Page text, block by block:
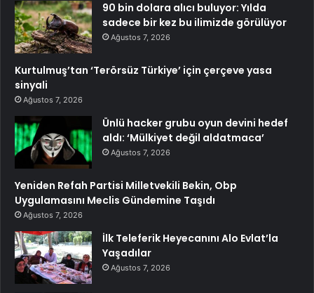
90 bin dolara alıcı buluyor: Yılda
sadece bir kez bu ilimizde görülüyor
Ağustos 7, 2026
Kurtulmuş’tan ‘Terörsüz Türkiye’ için çerçeve yasa
sinyali
Ağustos 7, 2026
Ünlü hacker grubu oyun devini hedef
aldı: ‘Mülkiyet değil aldatmaca’
Ağustos 7, 2026
Yeniden Refah Partisi Milletvekili Bekin, Obp
Uygulamasını Meclis Gündemine Taşıdı
Ağustos 7, 2026
İlk Teleferik Heyecanını Alo Evlat’la
Yaşadılar
Ağustos 7, 2026